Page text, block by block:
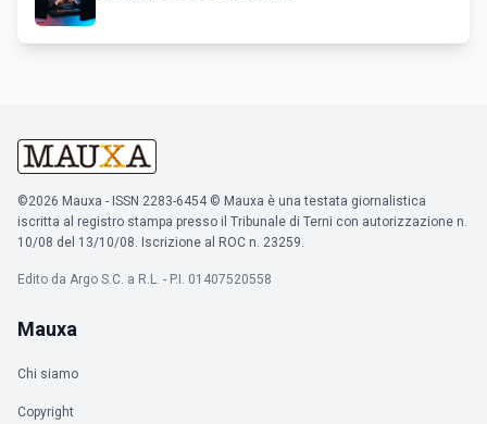
©2026 Mauxa - ISSN 2283-6454 © Mauxa è una testata giornalistica
iscritta al registro stampa presso il Tribunale di Terni con autorizzazione n.
10/08 del 13/10/08. Iscrizione al ROC n. 23259.
Edito da Argo S.C. a R.L. - P.I. 01407520558
Mauxa
Chi siamo
Copyright